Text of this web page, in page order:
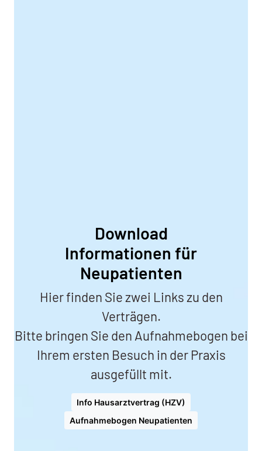
Download
Informationen für
Neupatienten
Hier finden Sie zwei Links zu den
Verträgen.
Bitte bringen Sie den Aufnahmebogen bei
Ihrem ersten Besuch in der Praxis
ausgefüllt mit.
Info Hausarztvertrag (HZV)
Aufnahmebogen Neupatienten